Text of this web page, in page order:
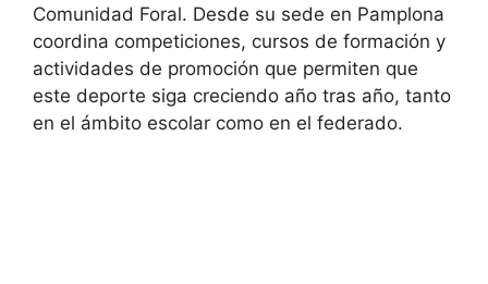
Comunidad Foral. Desde su sede en Pamplona
coordina competiciones, cursos de formación y
actividades de promoción que permiten que
este deporte siga creciendo año tras año, tanto
en el ámbito escolar como en el federado.